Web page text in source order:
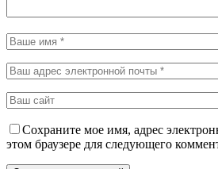
Сохраните мое имя, адрес
этом браузере для следующего